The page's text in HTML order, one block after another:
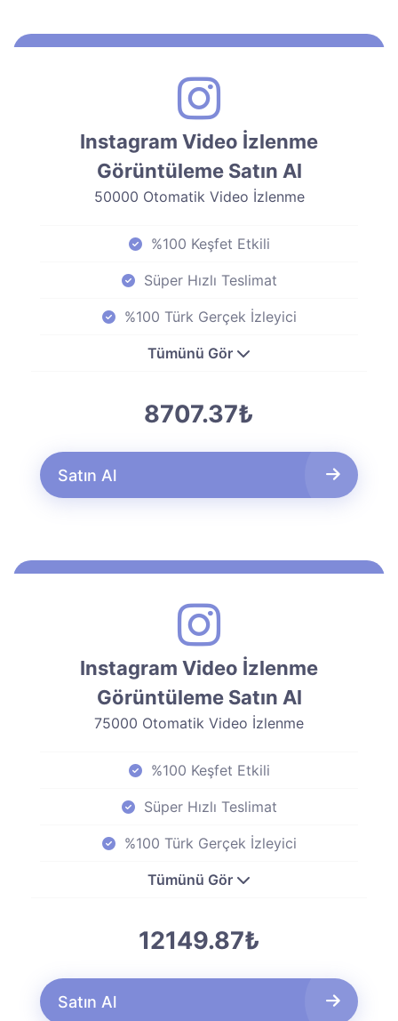
Instagram Video İzlenme
Görüntüleme Satın Al
50000 Otomatik Video İzlenme
%100 Keşfet Etkili
Süper Hızlı Teslimat
%100 Türk Gerçek İzleyici
Tümünü Gör
8707.37₺
Satın Al
Instagram Video İzlenme
Görüntüleme Satın Al
75000 Otomatik Video İzlenme
%100 Keşfet Etkili
Süper Hızlı Teslimat
%100 Türk Gerçek İzleyici
Tümünü Gör
12149.87₺
Satın Al